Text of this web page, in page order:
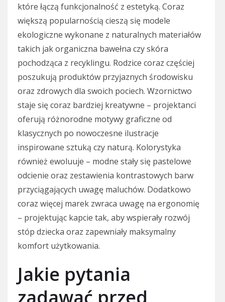
które łączą funkcjonalność z estetyką. Coraz
większą popularnością cieszą się modele
ekologiczne wykonane z naturalnych materiałów
takich jak organiczna bawełna czy skóra
pochodząca z recyklingu. Rodzice coraz częściej
poszukują produktów przyjaznych środowisku
oraz zdrowych dla swoich pociech. Wzornictwo
staje się coraz bardziej kreatywne – projektanci
oferują różnorodne motywy graficzne od
klasycznych po nowoczesne ilustracje
inspirowane sztuką czy naturą. Kolorystyka
również ewoluuje – modne stały się pastelowe
odcienie oraz zestawienia kontrastowych barw
przyciągających uwagę maluchów. Dodatkowo
coraz więcej marek zwraca uwagę na ergonomię
– projektując kapcie tak, aby wspierały rozwój
stóp dziecka oraz zapewniały maksymalny
komfort użytkowania.
Jakie pytania